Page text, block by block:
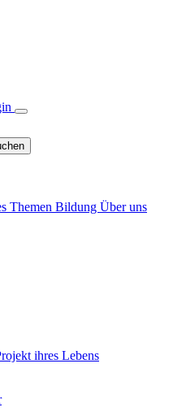
Themen Bildung Über uns
ihres Lebens